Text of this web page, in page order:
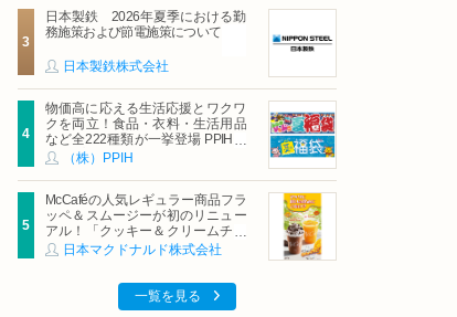
日本製鉄 2026年夏季における勤
務施策および節電施策について
日本製鉄株式会社
物価高に応える生活応援とワクワ
クを両立！食品・衣料・生活用品
など全222種類が一挙登場 PPIHグ
ループ「夏福袋」＆セール 8月6日
（株）PPIH
McCaféの人気レギュラー商品フラ
ッペ＆スムージーが初のリニュー
アル！「クッキー＆クリームチョ
コフラッペ」「マンゴースムージ
日本マクドナルド株式会社
一覧を見る